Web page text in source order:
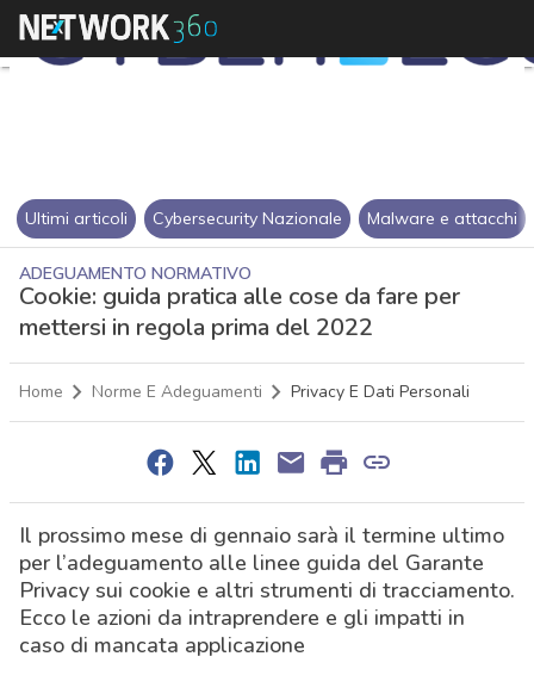
Ultimi articoli Cybersecurity Nazionale Malware e attacchi
ADEGUAMENTO NORMATIVO
Cookie: guida pratica alle cose da fare per
mettersi in regola prima del 2022
Home Norme E Adeguamenti Privacy E Dati Personali
Il prossimo mese di gennaio sarà il termine ultimo
per l’adeguamento alle linee guida del Garante
Privacy sui cookie e altri strumenti di tracciamento.
Ecco le azioni da intraprendere e gli impatti in
caso di mancata applicazione